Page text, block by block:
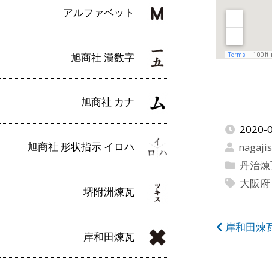
アルファベット
旭商社 漢数字
旭商社 カナ
旭商社 形状指示 イロハ
堺附洲煉瓦
岸和田煉瓦
2020-
nagajis
丹治煉
大阪府
投岸和田煉